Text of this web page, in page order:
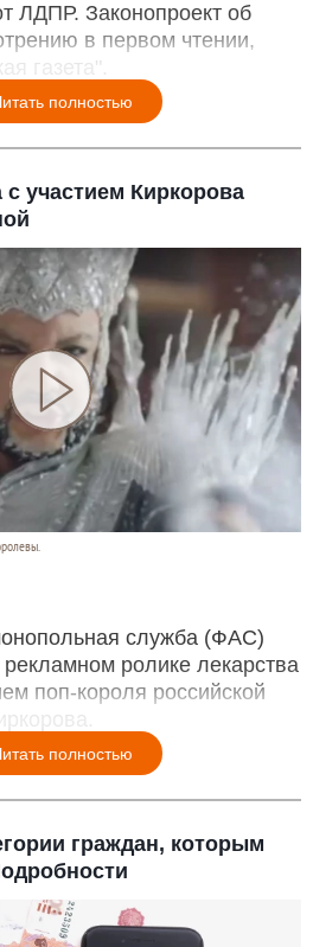
ЛДПР. Законопроект об
в первом чтении,
газета".
полностью
с участием Киркорова
служба (ФАС)
ролике лекарства
поп-короля российской
полностью
граждан, которым